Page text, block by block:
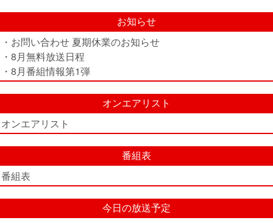
お知らせ
・お問い合わせ 夏期休業のお知らせ
・8月無料放送日程
・8月番組情報第1弾
オンエアリスト
オンエアリスト
番組表
番組表
今日の放送予定